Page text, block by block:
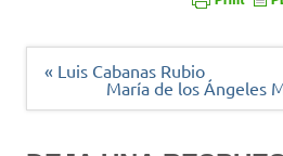
Navegación
« Luis Cabanas Rubio
María de los Ángeles